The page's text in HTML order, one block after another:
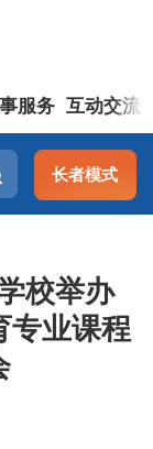
服务 互动交流
长者模式
校举办
专业课程